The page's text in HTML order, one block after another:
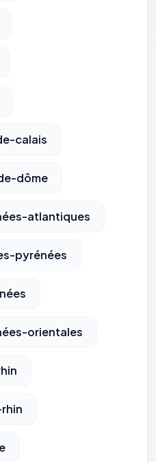
calais
dôme
atlantiques
pyrénées
orientales